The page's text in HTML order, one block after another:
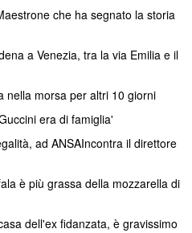
che ha segnato la storia
a Venezia, tra la via Emilia e il
nella morsa per altri 10 giorni
era di famiglia'
ad ANSAIncontra il direttore
è più grassa della mozzarella di
dell'ex fidanzata, è gravissimo